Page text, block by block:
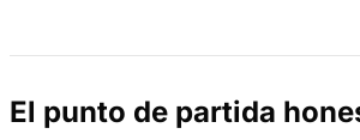
El punto de partida